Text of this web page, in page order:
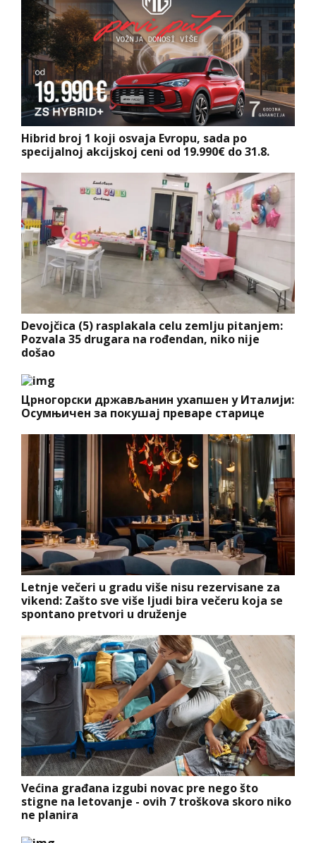
Hibrid broj 1 koji osvaja Evropu, sada po
specijalnoj akcijskoj ceni od 19.990€ do 31.8.
Devojčica (5) rasplakala celu zemlju pitanjem:
Pozvala 35 drugara na rođendan, niko nije
došao
Црногорски држављанин ухапшен у Италији:
Осумњичен за покушај преваре старице
Letnje večeri u gradu više nisu rezervisane za
vikend: Zašto sve više ljudi bira večeru koja se
spontano pretvori u druženje
Većina građana izgubi novac pre nego što
stigne na letovanje - ovih 7 troškova skoro niko
ne planira